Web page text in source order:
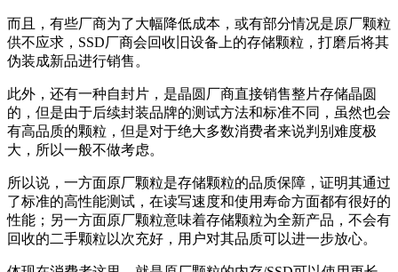
而且，有些厂商为了大幅降低成本，或有部分情况是原厂颗粒
供不应求，SSD厂商会回收旧设备上的存储颗粒，打磨后将其
伪装成新品进行销售。
此外，还有一种自封片，是晶圆厂商直接销售整片存储晶圆
的，但是由于后续封装品牌的测试方法和标准不同，虽然也会
有高品质的颗粒，但是对于绝大多数消费者来说判别难度极
大，所以一般不做考虑。
所以说，一方面原厂颗粒是存储颗粒的品质保障，证明其通过
了标准的高性能测试，在读写速度和使用寿命方面都有很好的
性能；另一方面原厂颗粒意味着存储颗粒为全新产品，不会有
回收的二手颗粒以次充好，用户对其品质可以进一步放心。